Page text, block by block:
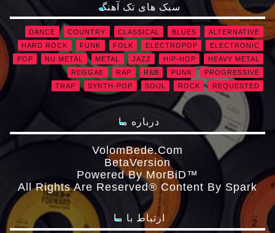
سبک های تک آهنگ
ALTERNATIVE
BLUES
CLASSICAL
COUNTRY
DANCE
ELECTRONIC
ELECTROPOP
FOLK
FUNK
HARD ROCK
HEAVY METAL
HIP-HOP
JAZZ
METAL
NU METAL
POP
PROGRESSIVE
PUNK
R&B
RAP
REGGAE
REQUESTED
ROCK
SOUL
SYNTH-POP
TRAP
درباره ما
VolomBede.com
ΒetaVersion
Powered By MorBiD™
All Rights Are Reserved® Content By Spark
ارتباط با ما